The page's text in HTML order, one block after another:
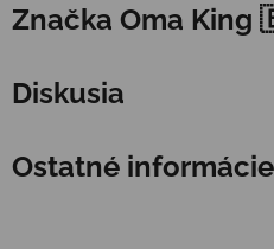
Značka Oma
Diskusia
Ostatné informácie